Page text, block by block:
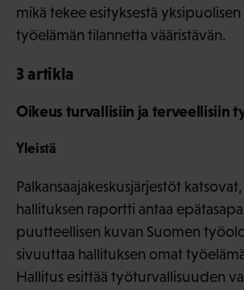
mikä tekee esityksestä
työelämän tilannetta vääristävän.
3 artikla
Oikeus turvallisiin ja terveellisiin
Yleistä
Palkansaajakeskusjärjestöt
hallituksen raportti antaa
puutteellisen kuvan Suomen
sivuuttaa hallituksen omat
Hallitus esittää työturvallisuuden